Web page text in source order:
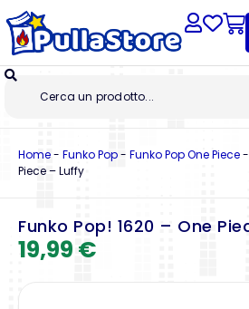
Home- Funko Pop- Funko Pop One Piece-
Piece – Luffy
Funko Pop! 1620 – One
19,99 €